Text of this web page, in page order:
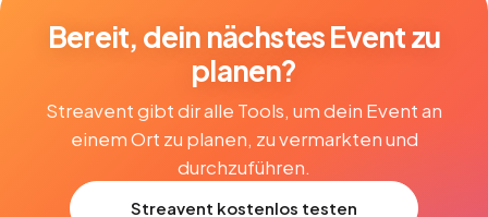
Bereit, dein nächstes Event zu
planen?
Streavent gibt dir alle Tools, um dein Event an
einem Ort zu planen, zu vermarkten und
durchzuführen.
Streavent kostenlos testen